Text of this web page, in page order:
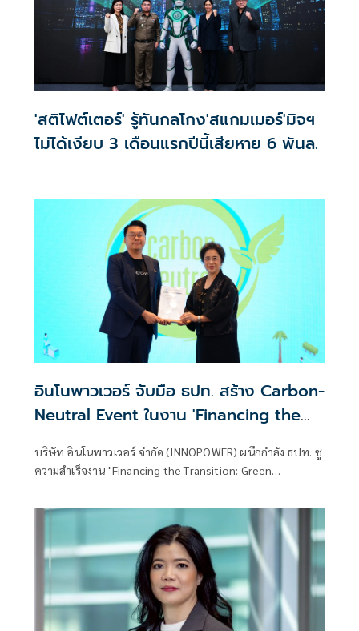
'สติไฟต์เตอร์' รู้ทันกลโกง'สแกมเมอร์'มิจฯ
ไม่ได้เงียบ 3 เดือนแรกปีนี้เสียหาย 6 พันล.
อินโนพาวเวอร์ จับมือ ธปท. สร้าง Carbon-
Neutral Event ในงาน 'Financing the
Hotels' เพื่อส่งเสริมธุรกิจท่องเที่ยวไทยสู่
บริษัท อินโนพาวเวอร์ จำกัด (INNOPOWER) ผนึกกำลัง ธปท. ชู
ความสำเร็จงาน "Financing the Transition: Green
และต้นแบบการท่องเที่ยวยั่งยืน ณ ห้องแกรนด์บอลรูม ชั้น 1 โรง
แรมเพิร์ลภูเก็ต จังหวัดภูเก็ต